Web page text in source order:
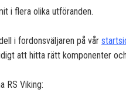
i flera olika utföranden.
i fordonsväljaren på vår
att hitta rätt komponenter
RS Viking: